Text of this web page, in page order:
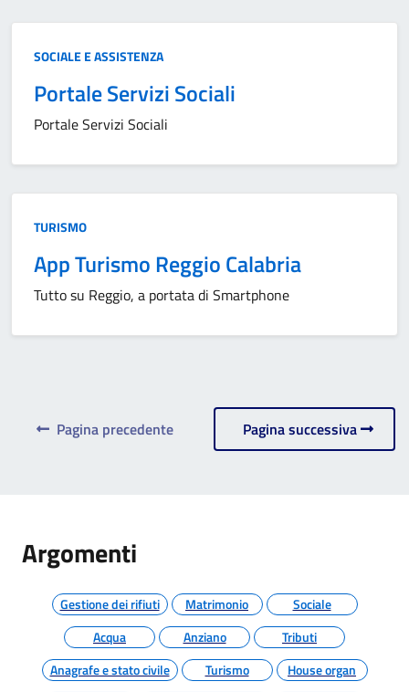
Categoria:
SOCIALE E ASSISTENZA
Portale Servizi Sociali
Portale Servizi Sociali
Categoria:
TURISMO
App Turismo Reggio Calabria
Tutto su Reggio, a portata di Smartphone
Pagina precedente Pagina successiva
Argomenti
Gestione dei rifiuti Matrimonio
Sociale
Acqua
Anziano
Tributi
Anagrafe e stato civile
Turismo
House organ